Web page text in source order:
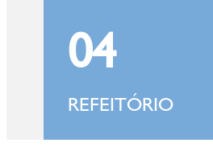
04
REFEITÓRIO